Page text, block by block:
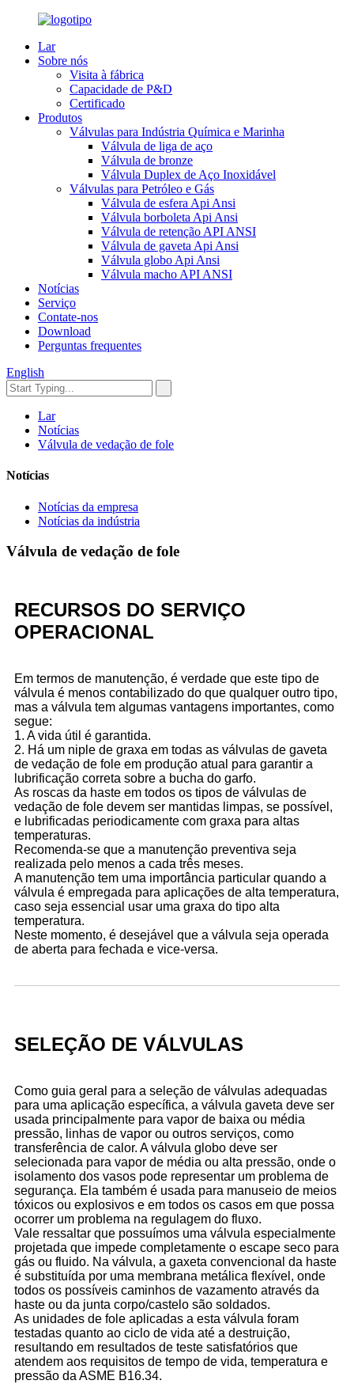
Lar
Sobre nós
Visita à fábrica
Capacidade de P&D
Certificado
Produtos
Válvulas para Indústria Química e Marinha
Válvula de liga de aço
Válvula de bronze
Válvula Duplex de Aço Inoxidável
Válvulas para Petróleo e Gás
Válvula de esfera Api Ansi
Válvula borboleta Api Ansi
Válvula de retenção API ANSI
Válvula de gaveta Api Ansi
Válvula globo Api Ansi
Válvula macho API ANSI
Notícias
Serviço
Contate-nos
Download
Perguntas frequentes
English
Lar
Notícias
Válvula de vedação de fole
Notícias
Notícias da empresa
Notícias da indústria
Válvula de vedação de fole
RECURSOS DO SERVIÇO
OPERACIONAL
Em termos de manutenção, é verdade que este tipo de
válvula é menos contabilizado do que qualquer outro tipo,
mas a válvula tem algumas vantagens importantes, como
segue:
1. A vida útil é garantida.
2. Há um niple de graxa em todas as válvulas de gaveta
de vedação de fole em produção atual para garantir a
lubrificação correta sobre a bucha do garfo.
As roscas da haste em todos os tipos de válvulas de
vedação de fole devem ser mantidas limpas, se possível,
e lubrificadas periodicamente com graxa para altas
temperaturas.
Recomenda-se que a manutenção preventiva seja
realizada pelo menos a cada três meses.
A manutenção tem uma importância particular quando a
válvula é empregada para aplicações de alta temperatura,
caso seja essencial usar uma graxa do tipo alta
temperatura.
Neste momento, é desejável que a válvula seja operada
de aberta para fechada e vice-versa.
SELEÇÃO DE VÁLVULAS
Como guia geral para a seleção de válvulas adequadas
para uma aplicação específica, a válvula gaveta deve ser
usada principalmente para vapor de baixa ou média
pressão, linhas de vapor ou outros serviços, como
transferência de calor. A válvula globo deve ser
selecionada para vapor de média ou alta pressão, onde o
isolamento dos vasos pode representar um problema de
segurança. Ela também é usada para manuseio de meios
tóxicos ou explosivos e em todos os casos em que possa
ocorrer um problema na regulagem do fluxo.
Vale ressaltar que possuímos uma válvula especialmente
projetada que impede completamente o escape seco para
gás ou fluido. Na válvula, a gaxeta convencional da haste
é substituída por uma membrana metálica flexível, onde
todos os possíveis caminhos de vazamento através da
haste ou da junta corpo/castelo são soldados.
As unidades de fole aplicadas a esta válvula foram
testadas quanto ao ciclo de vida até a destruição,
resultando em resultados de teste satisfatórios que
atendem aos requisitos de tempo de vida, temperatura e
pressão da ASME B16.34.